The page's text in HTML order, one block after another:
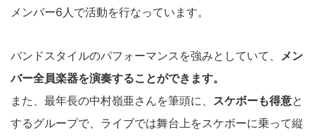
メンバー6人で活動を行なっています。
バンドスタイルのパフォーマンスを強みとしていて、 メン
バー全員楽器を演奏することができます。
また、最年長の中村嶺亜さんを筆頭に、 スケボーも得意と
するグループで、ライブでは舞台上をスケボーに乗って縦